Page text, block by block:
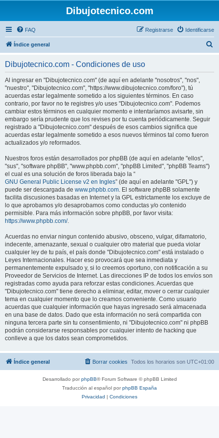
Dibujotecnico.com
FAQ Identificarse
Registrarse
Índice general
Dibujotecnico.com - Condiciones de uso
Al ingresar en "Dibujotecnico.com" (de aquí en adelante "nosotros", "nos",
"nuestro", "Dibujotecnico.com", "https://www.dibujotecnico.com/foro"), tú
acuerdas estar legalmente sometido a los siguientes términos. En caso
contrario, por favor no te registres y/o uses "Dibujotecnico.com". Podemos
cambiar estos términos en cualquier momento e intentaríamos avisarte, sin
embargo sería prudente que los revises por tu cuenta periódicamente. Seguir
registrado a "Dibujotecnico.com" después de esos cambios significa que
acuerdas estar legalmente sometido a esos nuevos términos tal como fueron
actualizados y/o reformados.
Nuestros foros están desarrollados por phpBB (de aquí en adelante "ellos",
"sus", "software phpBB", "www.phpbb.com", "phpBB Limited", "phpBB Teams")
el cual es una solución de foros liberada bajo la “
GNU General Public License v2 en Ingles” (de aquí en adelante "GPL") y
puede ser descargada de www.phpbb.com. El software phpBB solamente
facilita discusiones basadas en Internet y la GPL estrictamente los excluye de
lo que aprobamos y/o desaprobamos como conductas y/o contenido
permisible. Para más información sobre phpBB, por favor visita:
https://www.phpbb.com/.
Acuerdas no enviar ningun contenido abusivo, obsceno, vulgar, difamatorio,
indecente, amenazante, sexual o cualquier otro material que pueda violar
cualquier ley de tu país, el país donde "Dibujotecnico.com" está instalado o
Leyes Internacionales. Hacer eso provocará que sea inmediata y
permanentemente expulsado y, si lo creemos oportuno, con notificación a su
Proveedor de Servicios de Internet. Las direcciones IP de todos los envíos son
registradas como ayuda para reforzar estas condiciones. Acuerdas que
"Dibujotecnico.com" tiene derecho a eliminar, editar, mover o cerrar cualquier
tema en cualquier momento que lo creamos conveniente. Como usuario
acuerdas que cualquier información que hayas ingresado será almacenada
en una base de datos. Dado que esta información no será compartida con
ninguna tercera parte sin tu consentimiento, ni "Dibujotecnico.com" ni phpBB
podrán considerarse responsables por cualquier intento de hacking que
conlleve a que los datos sean comprometidos.
Índice general Todos los horarios son UTC+01:00
Borrar cookies
Desarrollado porphpBB® Forum Software © phpBB Limited
Traducción al español porphpBB España
Privacidad | Condiciones